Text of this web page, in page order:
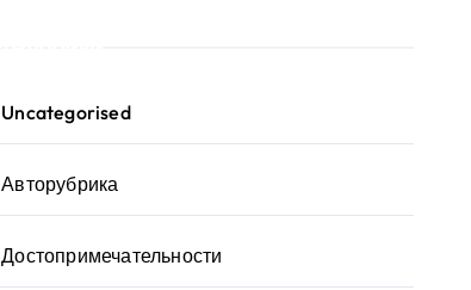
Uncategorised
Авторубрика
Достопримечательности